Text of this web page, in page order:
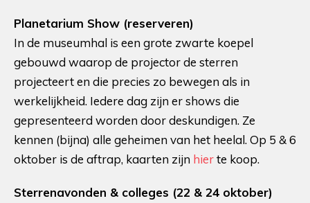
Planetarium Show (reserveren)
In de museumhal is een grote zwarte koepel
gebouwd waarop de projector de sterren
projecteert en die precies zo bewegen als in
werkelijkheid. Iedere dag zijn er shows die
gepresenteerd worden door deskundigen. Ze
kennen (bijna) alle geheimen van het heelal. Op 5 & 6
oktober is de aftrap, kaarten zijn hierte koop.
Sterrenavonden & colleges (22 & 24 oktober)